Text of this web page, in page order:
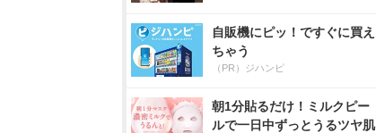
自販機にピッ！ですぐに買え
ちゃう
（PR）ジハンピ
朝1分貼るだけ！ミルクピー
ルで一日中ずっとうるツヤ肌